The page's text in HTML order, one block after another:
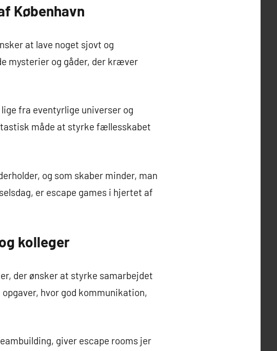
København
at lave noget sjovt og
mysterier og gåder, der kræver
fra eventyrlige universer og
måde at styrke fællesskabet
og som skaber minder, man
er escape games i hjertet af
kolleger
der ønsker at styrke samarbejdet
hvor god kommunikation,
giver escape rooms jer